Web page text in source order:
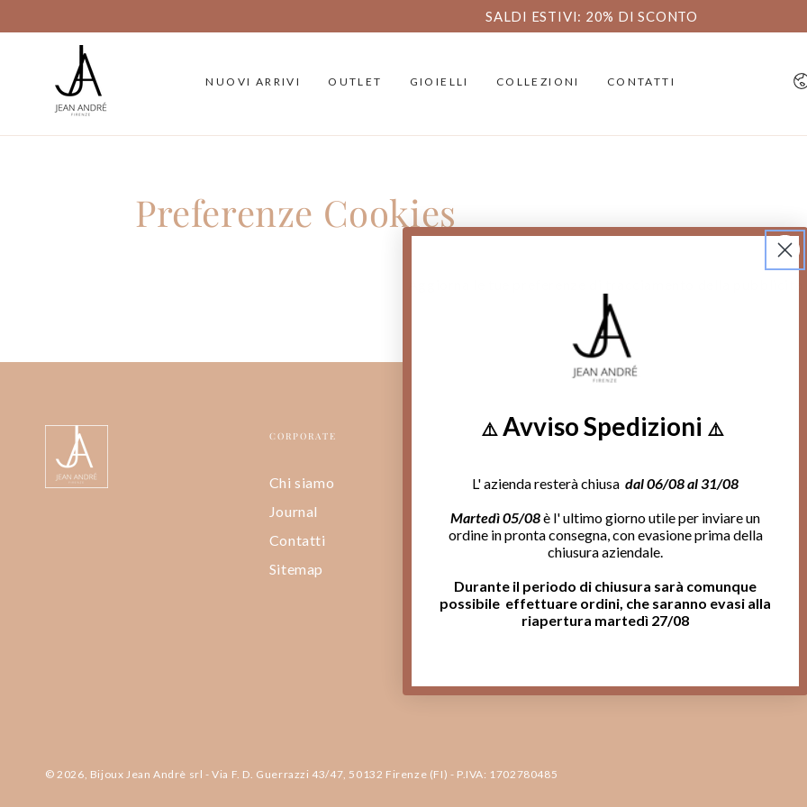
SALDI ESTIVI: 20% DI SCONTO
NUOVI ARRIVI OUTLET GIOIELLI COLLEZIONI CONTATTI
Preferenze Cookies
CORPORATE
Chi siamo
Journal
Contatti
Sitemap
LEGAL
Informativa Privacy
Cookie Policy
Preferenze Cookies
Condizioni di vendita
Termini e condizioni del servizio
Effettua un Reso
ISCRIVITI ALLA
Entra a far
Jean André e
aggiornato
© 2026, Bijoux Jean Andrè srl - Via F. D. Guerrazzi 43/47, 50132 Firenze (FI) - P.IVA: 1702780485
⚠️ Avviso Spedizioni ⚠️
L' azienda resterà chiusa dal 06/08 al 31/08
Martedì 05/08è l' ultimo giorno utile per inviare un
ordine in pronta consegna, con evasione prima della
chiusura aziendale.
Durante il periodo di chiusura sarà comunque
possibile effettuare ordini, che saranno evasi alla
riapertura martedì 27/08